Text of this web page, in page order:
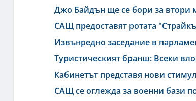
Джо Байдън ще се бори за втори
САЩ предоставят ротата
Извънредно заседание в
Туристическият бранш: Всеки
Кабинетът представя нови
САЩ се оглежда за военни бази